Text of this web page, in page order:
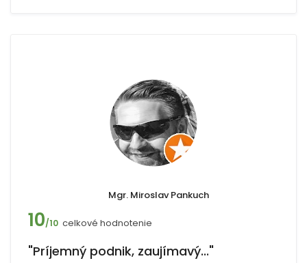
Mgr. Miroslav Pankuch
10/10 celkové hodnotenie
"Príjemný podnik, zaujímavý..."